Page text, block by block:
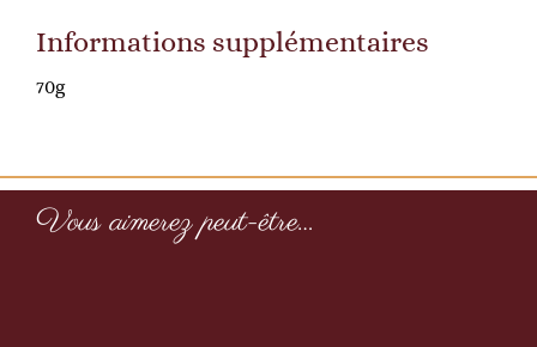
Informations supplémentaires
70g
Vous aimerez peut-être…
de
foie